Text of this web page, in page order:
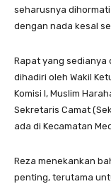
seharusnya dihormati
dengan nada kesal
Rapat yang sedianya
dihadiri oleh Wakil
Komisi I, Muslim
Sekretaris Camat
ada di Kecamatan
Reza menekankan
penting, terutama